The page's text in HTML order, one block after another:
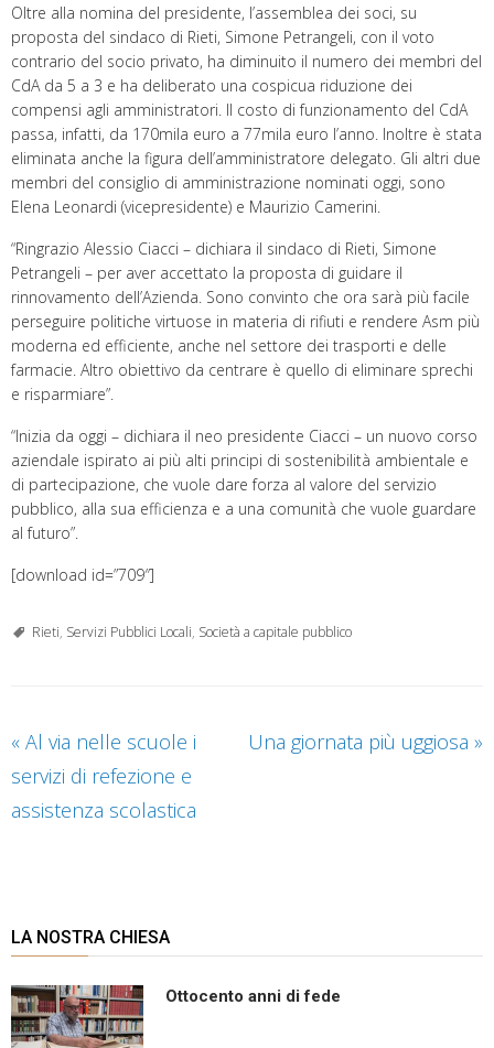
Oltre alla nomina del presidente, l’assemblea dei soci, su
proposta del sindaco di Rieti, Simone Petrangeli, con il voto
contrario del socio privato, ha diminuito il numero dei membri del
CdA da 5 a 3 e ha deliberato una cospicua riduzione dei
compensi agli amministratori. Il costo di funzionamento del CdA
passa, infatti, da 170mila euro a 77mila euro l’anno. Inoltre è stata
eliminata anche la figura dell’amministratore delegato. Gli altri due
membri del consiglio di amministrazione nominati oggi, sono
Elena Leonardi (vicepresidente) e Maurizio Camerini.
“Ringrazio Alessio Ciacci – dichiara il sindaco di Rieti, Simone
Petrangeli – per aver accettato la proposta di guidare il
rinnovamento dell’Azienda. Sono convinto che ora sarà più facile
perseguire politiche virtuose in materia di rifiuti e rendere Asm più
moderna ed efficiente, anche nel settore dei trasporti e delle
farmacie. Altro obiettivo da centrare è quello di eliminare sprechi
e risparmiare”.
“Inizia da oggi – dichiara il neo presidente Ciacci – un nuovo corso
aziendale ispirato ai più alti principi di sostenibilità ambientale e
di partecipazione, che vuole dare forza al valore del servizio
pubblico, alla sua efficienza e a una comunità che vuole guardare
al futuro”.
[download id=”709″]
Rieti, Servizi Pubblici Locali, Società a capitale pubblico
« Al via nelle scuole i
servizi di refezione e
assistenza scolastica
Una giornata più uggiosa »
LA NOSTRA CHIESA
Ottocento anni di fede